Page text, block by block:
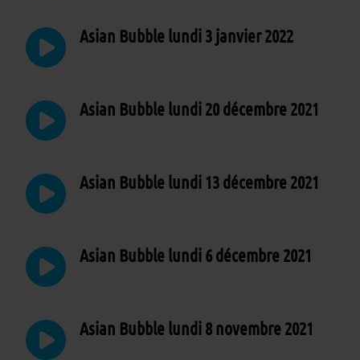
Asian Bubble lundi 3 janvier 2022
Asian Bubble lundi 20 décembre 2021
Asian Bubble lundi 13 décembre 2021
Asian Bubble lundi 6 décembre 2021
Asian Bubble lundi 8 novembre 2021